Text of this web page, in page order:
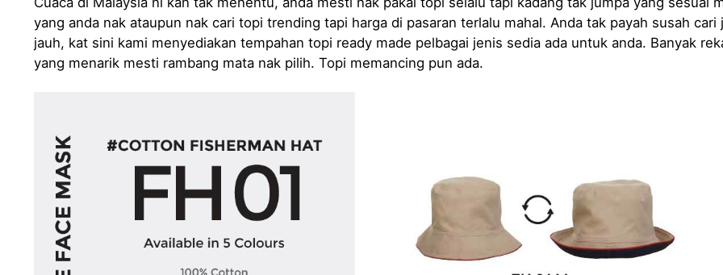
yang anda nak ataupun nak cari topi trending tapi harga di pasaran terlalu mahal. Anda tak payah susah cari
jauh, kat sini kami menyediakan tempahan topi ready made pelbagai jenis sedia ada untuk anda. Banyak
yang menarik mesti rambang mata nak pilih. Topi memancing pun ada.